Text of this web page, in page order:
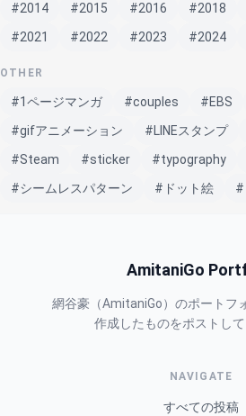
#2014
#2015 #2016 #2018
#2021
#2022 #2023 #2024
OTHER
#1ページマンガ #couples #EBS
#gifアニメーション
#LINEスタンプ
#Steam
#sticker #typography
#シームレスパターン
#ドット絵 #
AmitaniGo
網谷豪（AmitaniGo）のポートフ
作成したものをポストして
NAVIGATE
すべての投稿